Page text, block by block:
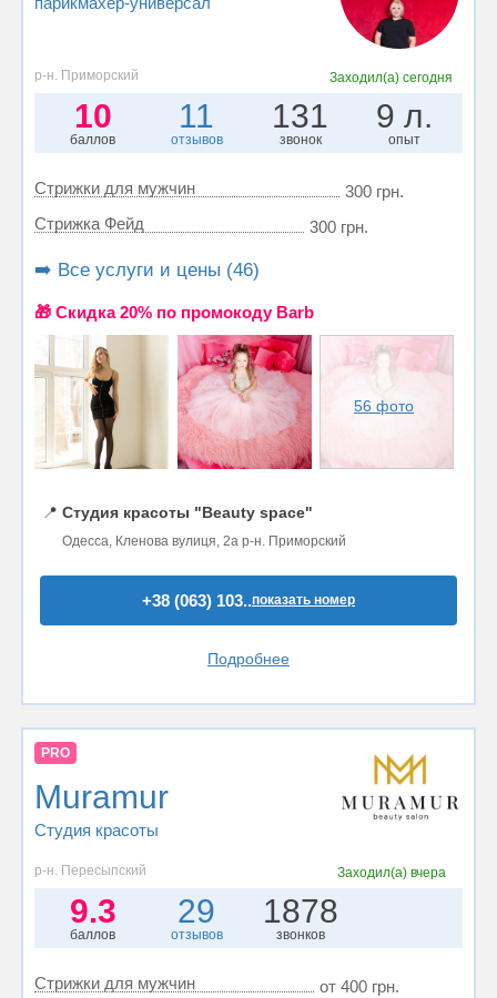
р-н. Приморский Заходил(а)сегодня
10
баллов
11
отзывов
131
звонок
9 л.
опыт
Стрижки для мужчин
300 грн.
Стрижка Фейд
300 грн.
➡️ Все услуги и цены (46)
🎁 Cкидка 20% по промокоду Barb
56 фото
📍 Студия красоты "Beauty space"
Одесса, Кленова вулиця, 2а р-н. Приморский
+38 (063) 103..показать номер
Подробнее
PRO
Muramur
Студия красоты
р-н. Пересыпский Заходил(а) вчера
9.3
баллов
29
отзывов
1878
звонков
Стрижки для мужчин
от 400 грн.